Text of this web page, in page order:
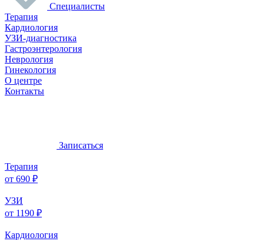
Специалисты
Терапия
Кардиология
УЗИ-диагностика
Гастроэнтерология
Неврология
Гинекология
О центре
Контакты
Записаться
Терапия
от 690 ₽
УЗИ
от 1190 ₽
Кардиология